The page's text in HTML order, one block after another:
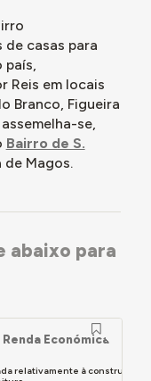
casas para
país,
Reis em locais
Branco, Figueira
se,
Bairro de S.
de Magos.
abaixo para
Económica em
relativamente à construção,